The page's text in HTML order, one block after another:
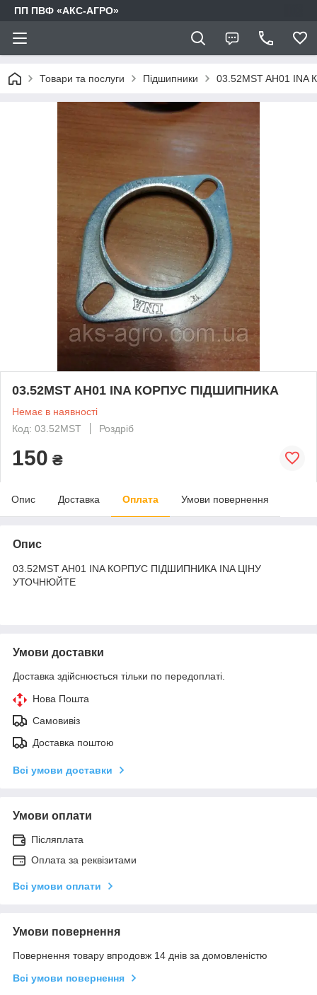
ПП ПВФ «АКС-АГРО»
Товари та послуги Підшипники 03.52MST AH01
03.52MST AH01 INA КОРПУС ПІДШИПНИКА
Немає в наявності
Код: 03.52MST
Роздріб
150 ₴
Опис Доставка Оплата Умови повернення
Опис
03.52MST AH01 INA КОРПУС ПІДШИПНИКА INA ЦІНУ
УТОЧНЮЙТЕ
Умови доставки
Доставка здійснюється тільки по передоплаті.
Нова Пошта
Самовивіз
Доставка поштою
Всі умови доставки
Умови оплати
Післяплата
Оплата за реквізитами
Всі умови оплати
Умови повернення
Повернення товару впродовж 14 днів за домовленістю
Всі умови повернення